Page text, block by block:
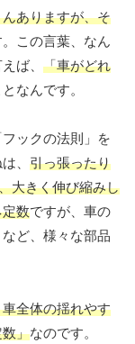
ありますが、そ
。この言葉、なん
ば、 「車がどれ
なんです。
ックの法則」を
、 引っ張ったり
大きく伸び縮みし
数ですが、車の
ど、様々な部品
全体の揺れやす
」なのです。